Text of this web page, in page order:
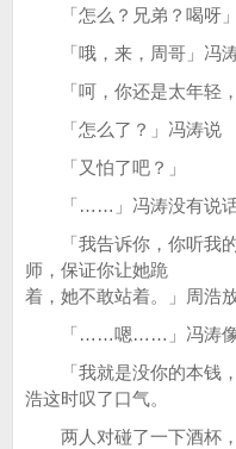
「怎么？兄弟？喝呀」
「哦，来，周哥」冯
「呵，你还是太年轻，
「怎么了？」冯涛说
「又怕了吧？」
「……」冯涛没有说
「我告诉你，你听我的
师，保证你让她跪
着，她不敢站着。」周浩
「……嗯……」冯涛像是
「我就是没你的本钱
浩这时叹了口气。
两人对碰了一下酒杯，